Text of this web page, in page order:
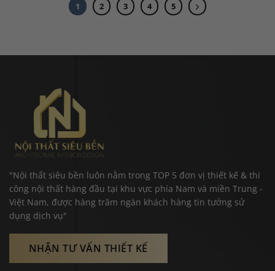
1 2 3 4 5
"Nội thất siêu bền luôn nằm trong TOP 5 đơn vị thiết kế & thi
công nội thất hàng đầu tại khu vực phía Nam và miền Trung -
Việt Nam, được hàng trăm ngàn khách hàng tin tưởng sử
dụng dịch vụ"
NHẬN TƯ VẤN THIẾT KẾ